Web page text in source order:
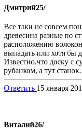
Дмитрий25/
Все таки не совсем
древесина разные по
расположению
выпадать или хотя бы
Известно,что доску с
рубанком, а тут
Ответить 15 января
Виталий26/